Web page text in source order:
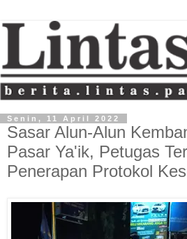
Senin, 11 April 2022
Sasar Alun-Alun
Pasar Ya'ik, Petugas
Penerapan Protokol